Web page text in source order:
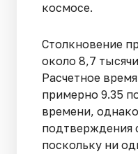
космосе.
Столкновение
около 8,7
Расчетное
примерно 9.35
времени,
подтверждения
поскольку ни